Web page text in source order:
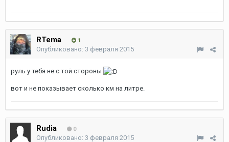
RTema 1
Опубликовано: 3 февраля 2015
руль у тебя не с той стороны
вот и не показывает сколько км на литре.
Rudia 0
Опубликовано: 3 февраля 2015